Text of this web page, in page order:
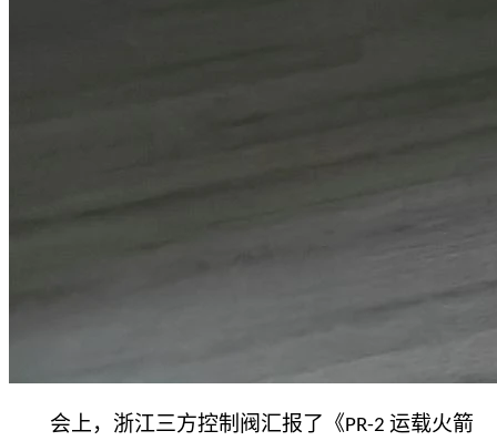
会上，浙江三方控制阀汇报了 《PR-2 运载火箭